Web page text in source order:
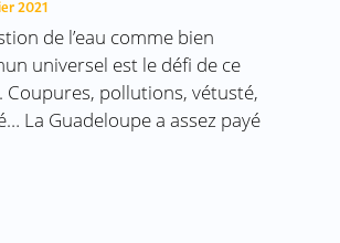
2021
de l’eau comme bien
universel est le défi de ce
Coupures, pollutions, vétusté,
La Guadeloupe a assez payé